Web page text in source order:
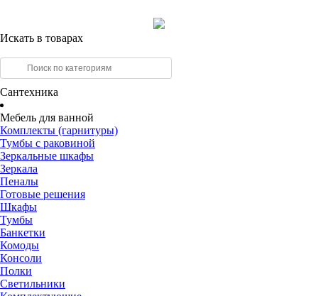
Искать в товарах
Сантехника
Мебель для ванной
Комплекты (гарнитуры)
Тумбы с раковиной
Зеркальные шкафы
Зеркала
Пеналы
Готовые решения
Шкафы
Тумбы
Банкетки
Комоды
Консоли
Полки
Светильники